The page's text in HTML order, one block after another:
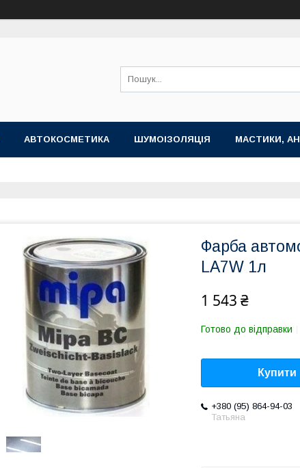
АВТОКОСМЕТИКА ШУМОІЗОЛЯЦІЯ МАСТИКИ,
Фарба
LA7W 1л
1 543 ₴
Готово до відправки
Купити
+380 (95) 864-94-03
Татьяна